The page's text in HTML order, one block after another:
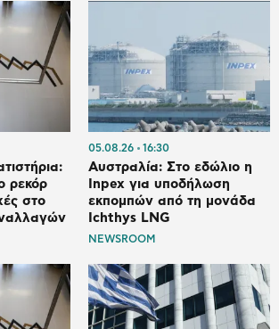
ρεκόρ
στο
05.08.26 16:30
Αυστραλία: Στο εδώλιο η
Inpex για υποδήλωση
εκπομπών από τη μονάδα
Ichthys LNG
NEWSROOM